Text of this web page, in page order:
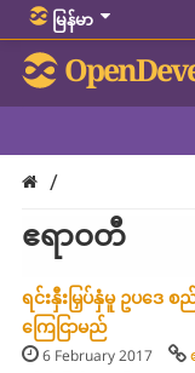
မြန်မာ
/
ဧရာဝတီ
ရင်းနှီးမြှပ်နှံမူ ဥပဒေ
ကြေငြာမည်
6 February 2017